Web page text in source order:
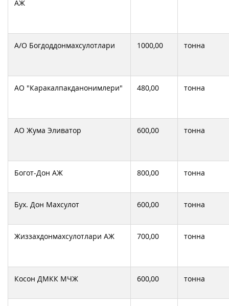
АЖ
А/О Богдоддонмахсулотлари 1000,00 тонна
АО "Каракалпакданонимлери" 480,00 тонна
АО Жума Эливатор 600,00 тонна
Богот-Дон АЖ 800,00 тонна
Бух. Дон Махсулот 600,00 тонна
Жиззахдонмахсулотлари АЖ 700,00 тонна
Косон ДМКК МЧЖ 600,00 тонна